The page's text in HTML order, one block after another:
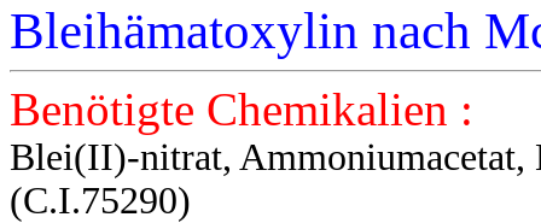
Bleihämatoxylin nach
Benötigte Chemikalien :
Blei(II)-nitrat,
(C.I.75290)